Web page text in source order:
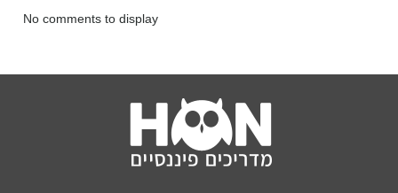
No comments to display